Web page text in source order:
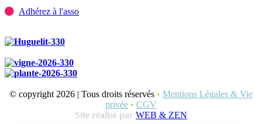
Adhérez à l'asso
© copyright 2026 | Tous droits réservés • Mentions Légales & Vie
privée • CGV
Site réalisé par WEB & ZEN